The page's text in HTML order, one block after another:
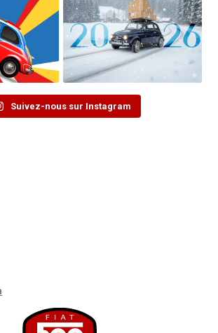
Suivez-nous sur Instagram